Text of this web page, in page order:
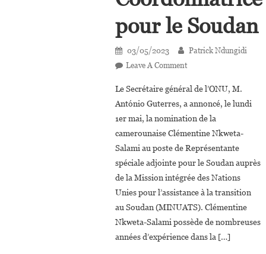
pour le Soudan
03/05/2023
Patrick Ndungidi
Leave A CommentOn
Clémentine
Nkweta-
Salami
Nommée
Représentante
Spéciale
Adjointe
Coordonnatrice
Le Secrétaire général de l’ONU, M.
António Guterres, a annoncé, le lundi
1er mai, la nomination de la
camerounaise Clémentine Nkweta-
Salami au poste de Représentante
spéciale adjointe pour le Soudan auprès
de la Mission intégrée des Nations
Unies pour l’assistance à la transition
au Soudan (MINUATS). Clémentine
Nkweta-Salami possède de nombreuses
années d’expérience dans la […]